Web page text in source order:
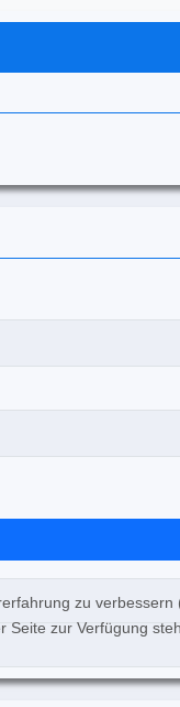
zu verbessern
zur Verfügung